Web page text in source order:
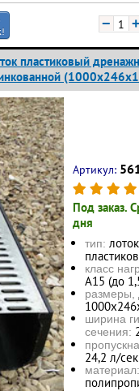
− +
пластиковый
Артикул:
Под заказ.
дня
тип:
класс
А15 (до
ширина
сечения:
24,2 л/сек
материал: